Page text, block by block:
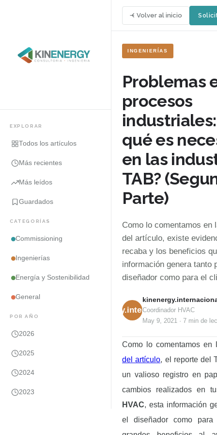
EXPLORAR
Todos los artículos
Más recientes
Más leídos
Guardados
CATEGORÍAS
Commissioning
Ingenierías
Energía y Sostenibilidad
General
POR AÑO
2026
2025
2024
2023
Volver al inicio
INGENIERÍAS
Problemas
procesos
industriales:
qué es
en las
TAB?
Parte)
Como lo comentamos en
del artículo, existe
recaba y los beneficios
información genera tanto
diseñador como para el
kinenergy.internacional
Coordinador HVAC
May 9, 2021 · 7 min de
Como lo comentamos
del artículo, el reporte del
un valioso registro en
cambios realizados en
HVAC,esta información
el diseñador como